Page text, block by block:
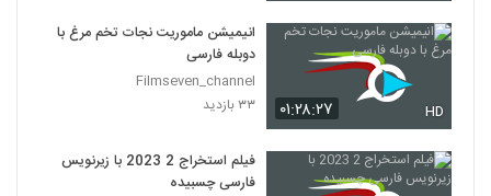
۰۱:۲۸:۲۷ HD
انیمیشن ماموریت نجات تخم مرغ با
دوبله فارسی
Filmseven_channel
۳۳ بازدید
فیلم استخراج 2 2023 با زیرنویس
فارسی چسبیده